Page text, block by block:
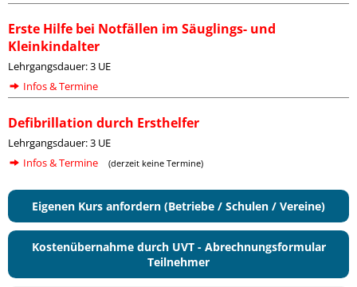
Erste Hilfe bei Notfällen im Säuglings- und
Kleinkindalter
Lehrgangsdauer: 3 UE
Infos & Termine
Defibrillation durch Ersthelfer
Lehrgangsdauer: 3 UE
Infos & Termine
(derzeit keine Termine)
Eigenen Kurs anfordern (Betriebe / Schulen / Vereine)
Kostenübernahme durch UVT - Abrechnungsformular
Teilnehmer